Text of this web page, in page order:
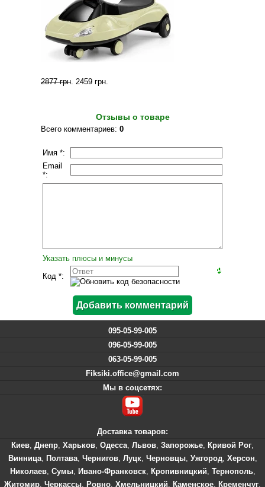
2877 грн. 2459 грн.
Отзывы о товаре
Всего комментариев: 0
Имя *:
Email
*:
Указать плюсы и минусы
Код *:
095-05-99-005
096-05-99-005
063-05-99-005
Fiksiki.office@gmail.com
Мы в соцсетях:
Доставка товаров:
Киев, Днепр, Харьков, Одесса, Львов, Запорожье, Кривой Рог,
Винница, Полтава, Чернигов, Луцк, Черновцы, Ужгород, Херсон,
Николаев, Сумы, Ивано-Франковск, Кропивницкий, Тернополь,
Житомир, Черкассы, Ровно, Хмельницкий, Каменское, Кременчуг,